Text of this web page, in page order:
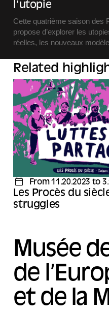
l'utopie
Cette quatrième saison des
propose d’explorer les
réelles, les nouveaux
d’écologie, plus de solidarité.
Pour vivre mieux, ensemble.
Cette saison 4 parlera
numérique, d’économie,
d’agriculture, de
consentement, d’intelligence
arbres et des oiseaux. Nous
parfois d’en rire.
Related
From 11.20.2023 to
Les Procès du
struggles
Musée
de
et de la